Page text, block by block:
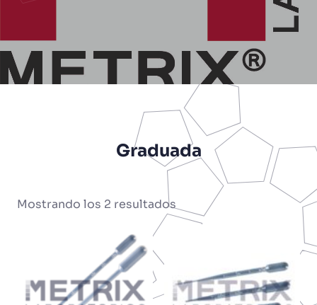
Graduada
Mostrando los 2 resultados